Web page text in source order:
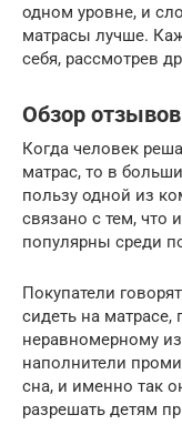
одном уровне, и
матрасы лучше.
себя, рассмотрев
Обзор
Когда человек
матрас, то в
пользу одной из
связано с тем, что
популярны среди
Покупатели
сидеть на матрасе,
неравномерному
наполнители
сна, и именно так
разрешать детям